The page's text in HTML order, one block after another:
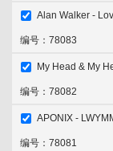
排行榜
音乐上传人
淘歌吧
添加喜欢
Alan Walker -
编号：78083
添加喜欢
My Head & My
编号：78082
添加喜欢
APONIX -
编号：78081